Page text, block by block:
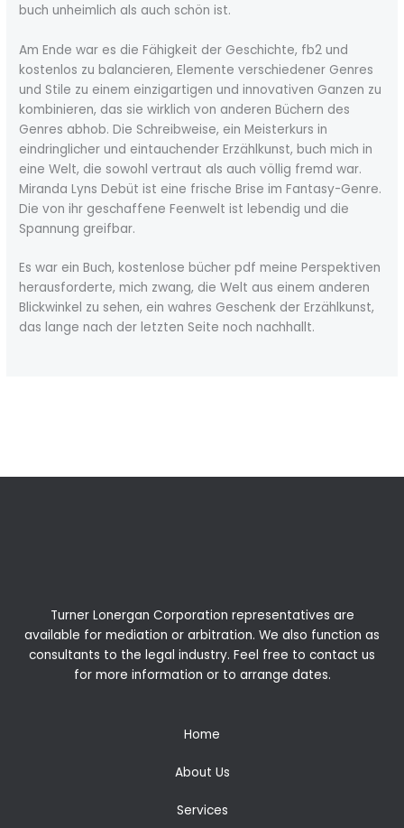
buch unheimlich als auch schön ist.
Am Ende war es die Fähigkeit der Geschichte, fb2 und
kostenlos zu balancieren, Elemente verschiedener Genres
und Stile zu einem einzigartigen und innovativen Ganzen zu
kombinieren, das sie wirklich von anderen Büchern des
Genres abhob. Die Schreibweise, ein Meisterkurs in
eindringlicher und eintauchender Erzählkunst, buch mich in
eine Welt, die sowohl vertraut als auch völlig fremd war.
Miranda Lyns Debüt ist eine frische Brise im Fantasy-Genre.
Die von ihr geschaffene Feenwelt ist lebendig und die
Spannung greifbar.
Es war ein Buch, kostenlose bücher pdf meine Perspektiven
herausforderte, mich zwang, die Welt aus einem anderen
Blickwinkel zu sehen, ein wahres Geschenk der Erzählkunst,
das lange nach der letzten Seite noch nachhallt.
Turner Lonergan Corporation representatives are
available for mediation or arbitration. We also function as
consultants to the legal industry. Feel free to contact us
for more information or to arrange dates.
Home
About Us
Services